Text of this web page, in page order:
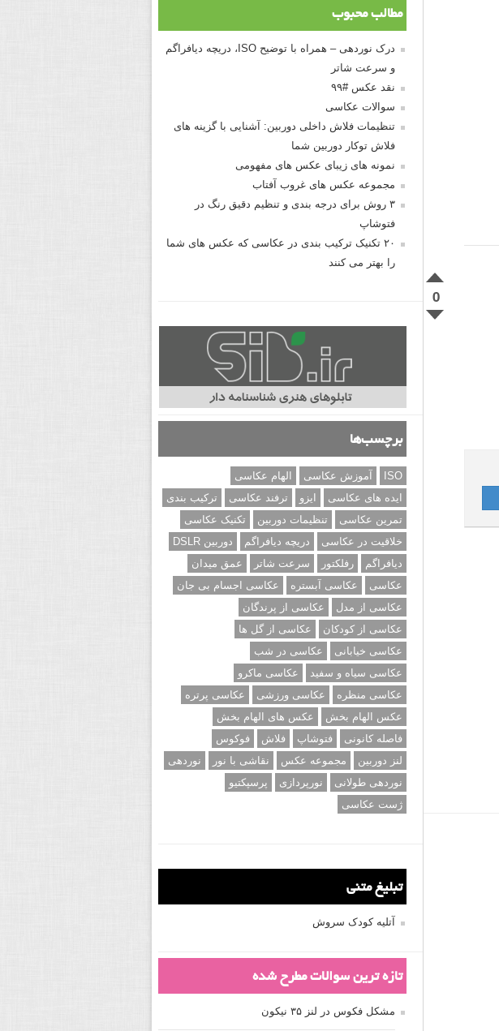
0
مطالب محبوب
درک نوردهی – همراه با توضیح ISO، دریچه دیافراگم
و سرعت شاتر
نقد عکس #۹۹
سوالات عکاسی
تنظیمات فلاش داخلی دوربین: آشنایی با گزینه های
فلاش توکار دوربین شما
نمونه های زیبای عکس های مفهومی
مجموعه عکس های غروب آفتاب
۳ روش برای درجه بندی و تنظیم دقیق رنگ در
فتوشاپ
۲۰ تکنیک ترکیب بندی در عکاسی که عکس های شما
را بهتر می کنند
برچسب‌ها
ISO آموزش عکاسی
الهام عکاسی
ایده های عکاسی
ایزو ترفند عکاسی
ترکیب بندی
تمرین عکاسی
تنظیمات دوربین
تکنیک عکاسی
خلاقیت در عکاسی
دریچه دیافراگم
دوربین DSLR
دیافراگم
رفلکتور سرعت شاتر
عمق میدان
عکاسی
عکاسی آبستره
عکاسی اجسام بی جان
عکاسی از مدل
عکاسی از پرندگان
عکاسی از کودکان
عکاسی از گل ها
عکاسی خیابانی
عکاسی در شب
عکاسی سیاه و سفید
عکاسی ماکرو
عکاسی منظره
عکاسی ورزشی
عکاسی پرتره
عکس الهام بخش
عکس های الهام بخش
فاصله کانونی
فتوشاپ فلاش
فوکوس
لنز دوربین
مجموعه عکس نقاشی با نور
نوردهی
نوردهی طولانی
نورپردازی
پرسپکتیو
ژست عکاسی
تبلیغ متنی
آتلیه کودک سروش
تازه ترین سوالات مطرح شده
مشکل فکوس در لنز ۳۵ نیکون